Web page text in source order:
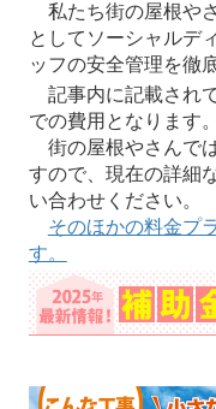
私たち街の屋根やさ
としてソーシャルデ
ッフの安全管理を徹
記事内に記載され
での費用となります。
街の屋根やさんで
すので、現在の詳細
い合わせください。
そのほかの料金プ
す。